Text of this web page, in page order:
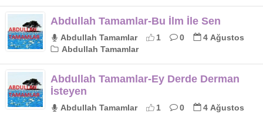
Abdullah Tamamlar-Bu İlm İle Sen
Abdullah Tamamlar 1 0
4 Ağustos
Abdullah Tamamlar
Abdullah Tamamlar-Ey Derde Derman
İsteyen
Abdullah Tamamlar 1 0
4 Ağustos